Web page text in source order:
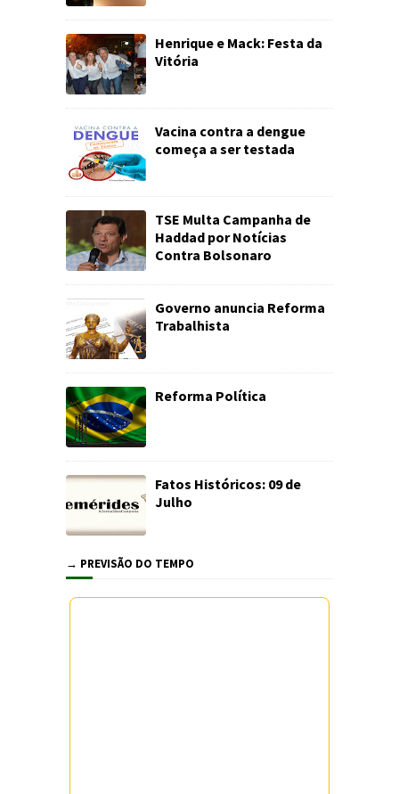
Henrique e Mack: Festa da
Vitória
Vacina contra a dengue
começa a ser testada
TSE Multa Campanha de
Haddad por Notícias
Contra Bolsonaro
Governo anuncia Reforma
Trabalhista
Reforma Política
Fatos Históricos: 09 de
Julho
→ PREVISÃO DO TEMPO